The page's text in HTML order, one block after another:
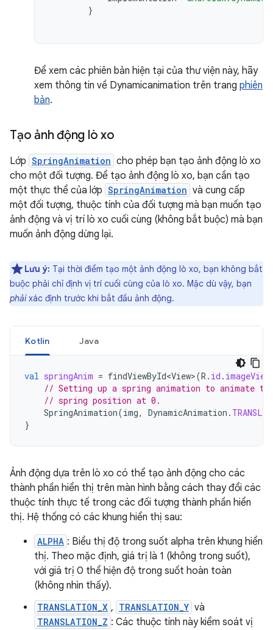
}
Để xem các phiên bản hiện tại của thư viện này, hãy
xem thông tin về Dynamicanimation trên trang phiên
bản.
Tạo ảnh động lò xo
Lớp SpringAnimation cho phép bạn tạo ảnh động lò xo
cho một đối tượng. Để tạo ảnh động lò xo, bạn cần tạo
một thực thể của lớp SpringAnimation và cung cấp
một đối tượng, thuộc tính của đối tượng mà bạn muốn tạo
ảnh động và vị trí lò xo cuối cùng (không bắt buộc) mà bạn
muốn ảnh động dừng lại.
Lưu ý: Tại thời điểm tạo một ảnh động lò xo, bạn không bắt
buộc phải chỉ định vị trí cuối cùng của lò xo. Mặc dù vậy, bạn
phảixác định trước khi bắt đầu ảnh động.
Kotlin Java
val springAnim = findViewById<View>(R . id . imageView
// Setting up a spring animation to animate
// spring position at 0.
SpringAnimation(img, DynamicAnimation .
}
Ảnh động dựa trên lò xo có thể tạo ảnh động cho các
thành phần hiển thị trên màn hình bằng cách thay đổi các
thuộc tính thực tế trong các đối tượng thành phần hiển
thị. Hệ thống có các khung hiển thị sau:
ALPHA : Biểu thị độ trong suốt alpha trên khung hiển
thị. Theo mặc định, giá trị là 1 (không trong suốt),
với giá trị 0 thể hiện độ trong suốt hoàn toàn
(không nhìn thấy).
TRANSLATION_X , TRANSLATION_Y và
TRANSLATION_Z : Các thuộc tính này kiểm soát vị